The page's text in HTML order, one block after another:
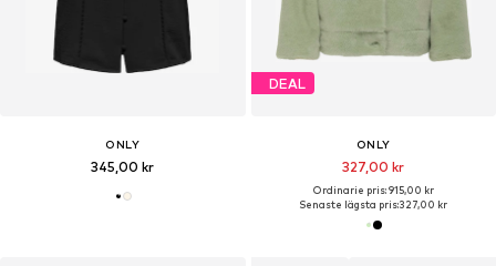
ONLY
345,00 kr
DEAL
ONLY
327,00 kr
Ordinarie pris: 915,00 kr
Senaste lägsta pris:327,00 kr